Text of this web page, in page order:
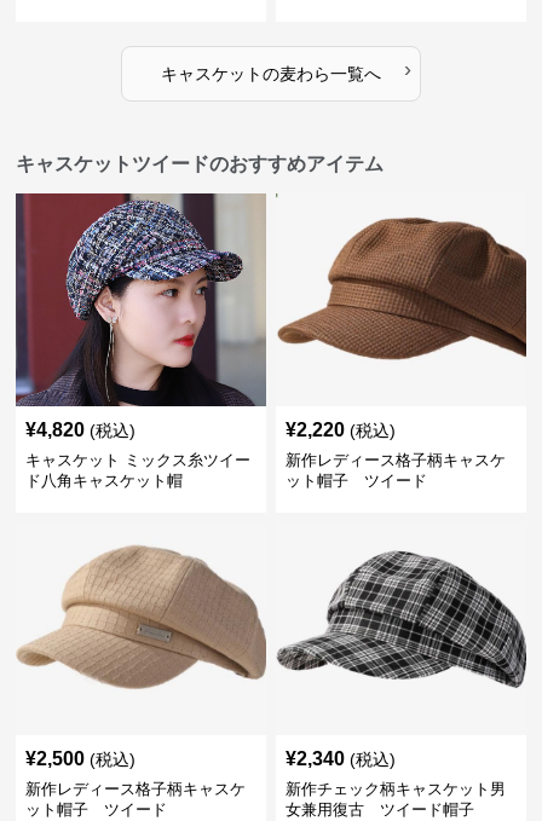
キャスケットの麦わら一覧へ ›
キャスケットツイードのおすすめアイテム
¥4,820 (税込)
キャスケット ミックス糸ツイー
ド八角キャスケット帽
¥2,220 (税込)
新作レディース格子柄キャスケ
ット帽子 ツイード
¥2,500 (税込)
新作レディース格子柄キャスケ
ット帽子 ツイード
¥2,340 (税込)
新作チェック柄キャスケット男
女兼用復古 ツイード帽子